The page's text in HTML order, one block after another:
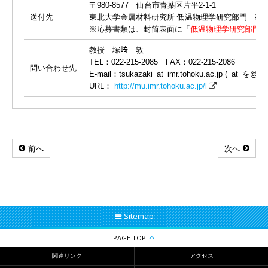
送付先
〒980-8577 仙台市青葉区片平2-1-1
東北大学金属材料研究所 低温物理学研究部門
※応募書類は、封筒表面に「 低温物理学研究部門
問い合わせ先
教授 塚﨑 敦
TEL：022-215-2085 FAX：022-215-2086
E-mail：tsukazaki_at_imr.tohoku.ac.jp (_at_を@
URL：
http://mu.imr.tohoku.ac.jp/l
前へ 次へ
Sitemap
PAGE TOP
関連リンク アクセス